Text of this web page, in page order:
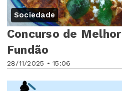
Sociedade
28/11/2025 • 15:06
Concurso de
Fundão